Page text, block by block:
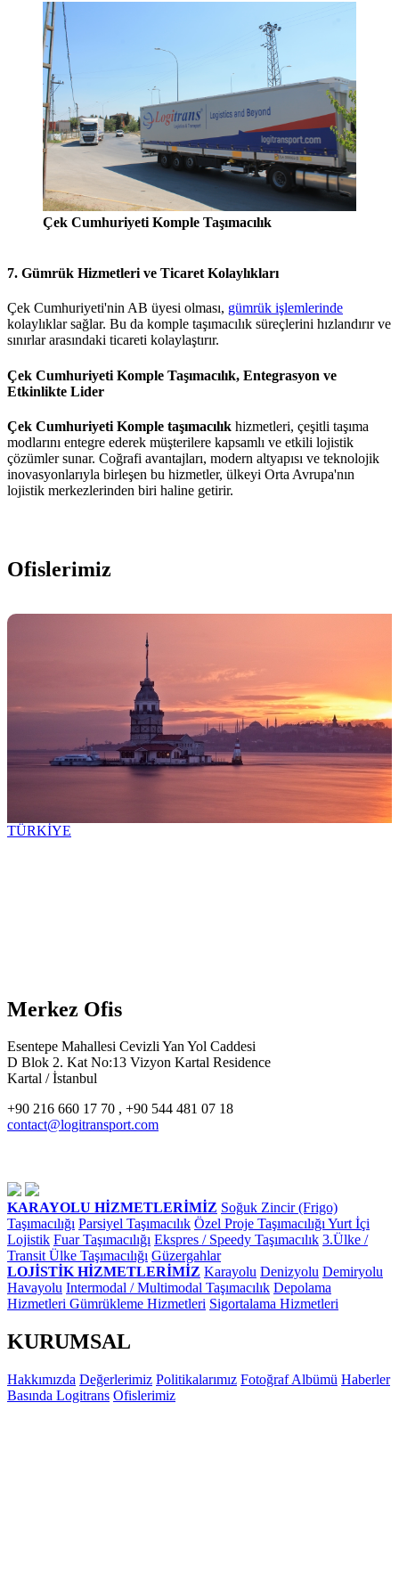
Çek Cumhuriyeti Komple Taşımacılık
7. Gümrük Hizmetleri ve Ticaret Kolaylıkları
Çek Cumhuriyeti'nin AB üyesi olması, gümrük işlemlerinde
kolaylıklar sağlar. Bu da komple taşımacılık süreçlerini hızlandırır ve
sınırlar arasındaki ticareti kolaylaştırır.
Çek Cumhuriyeti Komple Taşımacılık, Entegrasyon ve
Etkinlikte Lider
Çek Cumhuriyeti Komple taşımacılık hizmetleri, çeşitli taşıma
modlarını entegre ederek müşterilere kapsamlı ve etkili lojistik
çözümler sunar. Coğrafi avantajları, modern altyapısı ve teknolojik
inovasyonlarıyla birleşen bu hizmetler, ülkeyi Orta Avrupa'nın
lojistik merkezlerinden biri haline getirir.
Ofislerimiz
TÜRKİYE
Merkez Ofis
Esentepe Mahallesi Cevizli Yan Yol Caddesi
D Blok 2. Kat No:13 Vizyon Kartal Residence
Kartal / İstanbul
+90 216 660 17 70 , +90 544 481 07 18
contact@logitransport.com
KARAYOLU HİZMETLERİMİZ Soğuk Zincir (Frigo)
Taşımacılığı Parsiyel Taşımacılık Özel Proje TaşımacılığıYurt İçi
Lojistik Fuar Taşımacılığı Ekspres / Speedy Taşımacılık 3.Ülke /
Transit Ülke Taşımacılığı Güzergahlar
LOJİSTİK HİZMETLERİMİZ Karayolu Denizyolu Demiryolu
Havayolu Intermodal / Multimodal Taşımacılık Depolama
Hizmetleri Gümrükleme Hizmetleri Sigortalama Hizmetleri
KURUMSAL
Hakkımızda Değerlerimiz Politikalarımız Fotoğraf Albümü Haberler
Basında Logitrans Ofislerimiz